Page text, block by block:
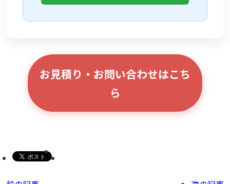
お見積り・お問い合わせはこち
ら